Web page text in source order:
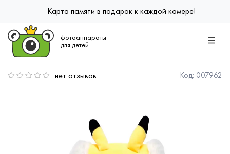
Карта памяти в подарок к каждой камере!
фотоаппараты
для детей
нет отзывов Код: 007962